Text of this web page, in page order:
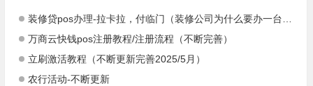
装修贷pos办理-拉卡拉，付临门（装修公司为什么要办一台pos机）
万商云快钱pos注册教程/注册流程（不断完善）
立刷激活教程（不断更新完善2025/5月）
农行活动-不断更新